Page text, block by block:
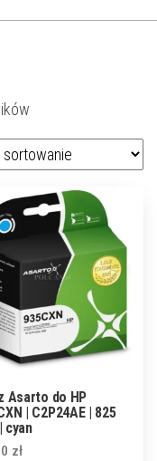
Asarto do HP
| C2P24AE | 825
cyan
zł